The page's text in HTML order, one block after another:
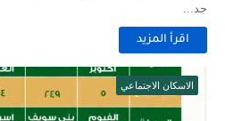
جد...
اقرأ المزيد
الاسكان الاجتماعي